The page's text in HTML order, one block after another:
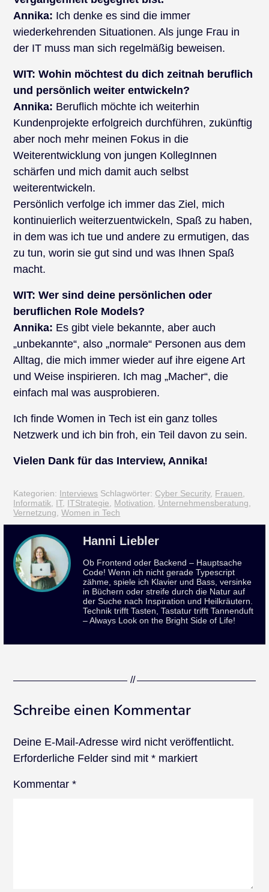
Annika: Ich denke es sind die immer
wiederkehrenden Situationen. Als junge Frau in
der IT muss man sich regelmäßig beweisen.
WIT: Wohin möchtest du dich zeitnah beruflich
und persönlich weiter entwickeln?
Annika: Beruflich möchte ich weiterhin
Kundenprojekte erfolgreich durchführen, zukünftig
aber noch mehr meinen Fokus in die
Weiterentwicklung von jungen KollegInnen
schärfen und mich damit auch selbst
weiterentwickeln.
Persönlich verfolge ich immer das Ziel, mich
kontinuierlich weiterzuentwickeln, Spaß zu haben,
in dem was ich tue und andere zu ermutigen, das
zu tun, worin sie gut sind und was Ihnen Spaß
macht.
WIT: Wer sind deine persönlichen oder
beruflichen Role Models?
Annika: Es gibt viele bekannte, aber auch
„unbekannte“, also „normale“ Personen aus dem
Alltag, die mich immer wieder auf ihre eigene Art
und Weise inspirieren. Ich mag „Macher“, die
einfach mal was ausprobieren.
Ich finde Women in Tech ist ein ganz tolles
Netzwerk und ich bin froh, ein Teil davon zu sein.
Vielen Dank für das Interview, Annika!
Kategorien: Interviews Schlagwörter: Cyber Security, Frauen
Informatik IT, ITStrategie Motivation Unternehmensberatung
Vernetzung ,Women in Tech
Hanni Liebler
Ob Frontend oder Backend – Hauptsache
Code! Wenn ich nicht gerade Typescript
zähme, spiele ich Klavier und Bass, versinke
in Büchern oder streife durch die Natur auf
der Suche nach Inspiration und Heilkräutern.
Technik trifft Tasten, Tastatur trifft Tannenduft
– Always Look on the Bright Side of Life!
Schreibe einen Kommentar
Deine E-Mail-Adresse wird nicht veröffentlicht.
Erforderliche Felder sind mit* markiert
Kommentar*